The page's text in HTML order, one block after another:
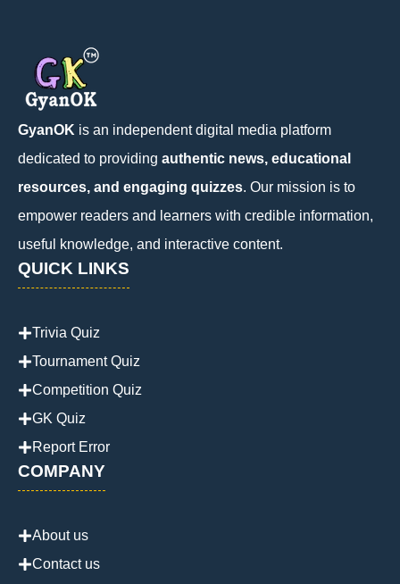
GyanOK is an independent digital media platform
dedicated to providing authentic news, educational
resources, and engaging quizzes. Our mission is to
empower readers and learners with credible information,
useful knowledge, and interactive content.
QUICK LINKS
Trivia Quiz
Tournament Quiz
Competition Quiz
GK Quiz
Report Error
COMPANY
About us
Contact us